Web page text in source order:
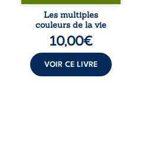
désillusions, Les
multiples couleurs
de la vie explore la
force des liens, le
poids des non-dits
et la ...
Les multiples
couleurs de la vie
10,00€
VOIR CE LIVRE